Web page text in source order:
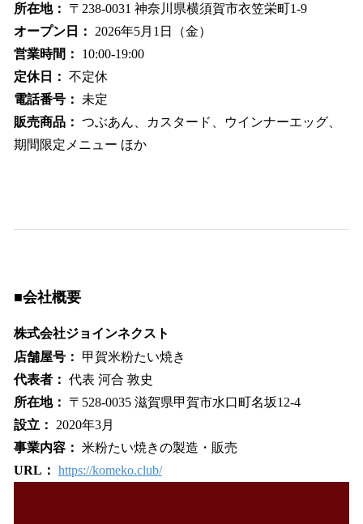
所在地：
〒238-0031 神奈川県横須賀市衣笠栄町1-9
オープン日：
2026年5月1日（金）
営業時間：
10:00-19:00
定休日： 不定休
電話番号： 未定
販売商品： つぶあん、カスタード、ウインナーエッグ、
期間限定メニュー ほか
■会社概要
株式会社ジョインネクスト
店舗屋号：
甲賀米粉たい焼き
代表者： 代表 河合 敦史
所在地：
〒528-0035 滋賀県甲賀市水口町名坂12-4
設立：
2020年3月
事業内容： 米粉たい焼きの製造・販売
URL： https://komeko.club/